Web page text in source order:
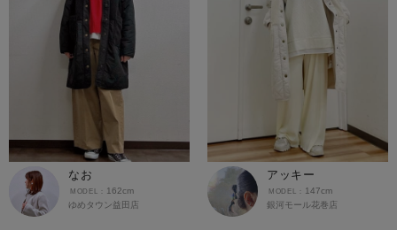
なお
ゆめタウン益田店
162cm
アッキー
銀河モール花巻店
147cm